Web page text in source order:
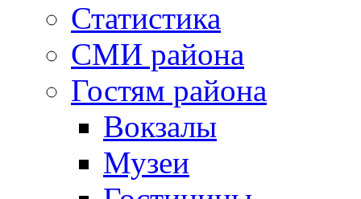
Статистика
СМИ района
Гостям района
Вокзалы
Музеи